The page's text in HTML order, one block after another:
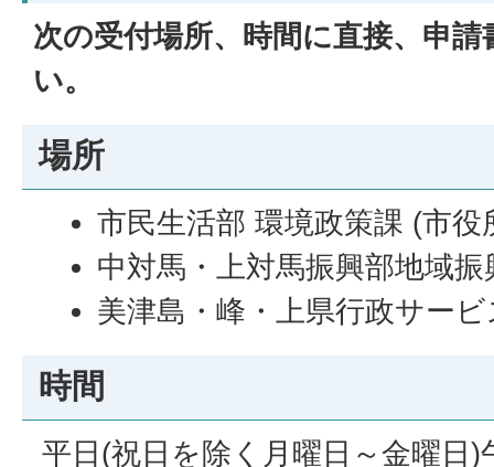
次の受付場所、時間に直接、申
い。
場所
市民生活部 環境政策課 (市役
中対馬・上対馬振興部地域振
美津島・峰・上県行政サー
時間
平日(祝日を除く月曜日～金曜日)